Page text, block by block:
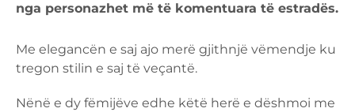
nga personazhet më të komentuara të estradës.
Me elegancën e saj ajo merë gjithnjë vëmendje ku
tregon stilin e saj të veçantë.
Nënë e dy fëmijëve edhe këtë herë e dëshmoi me